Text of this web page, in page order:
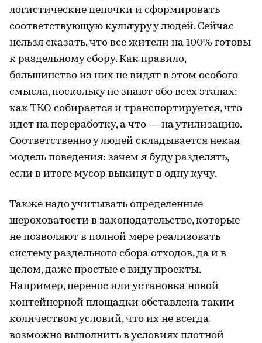
логистические цепочки и сформировать
соответствующую культуру у людей. Сейчас
нельзя сказать, что все жители на 100% готовы
к раздельному сбору. Как правило,
большинство из них не видят в этом особого
смысла, поскольку не знают обо всех этапах:
как ТКО собирается и транспортируется, что
идет на переработку, а что — на утилизацию.
Соответственно у людей складывается некая
модель поведения: зачем я буду разделять,
если в итоге мусор выкинут в одну кучу.
Также надо учитывать определенные
шероховатости в законодательстве, которые
не позволяют в полной мере реализовать
систему раздельного сбора отходов, да и в
целом, даже простые с виду проекты.
Например, перенос или установка новой
контейнерной площадки обставлена таким
количеством условий, что их не всегда
возможно выполнить в условиях плотной